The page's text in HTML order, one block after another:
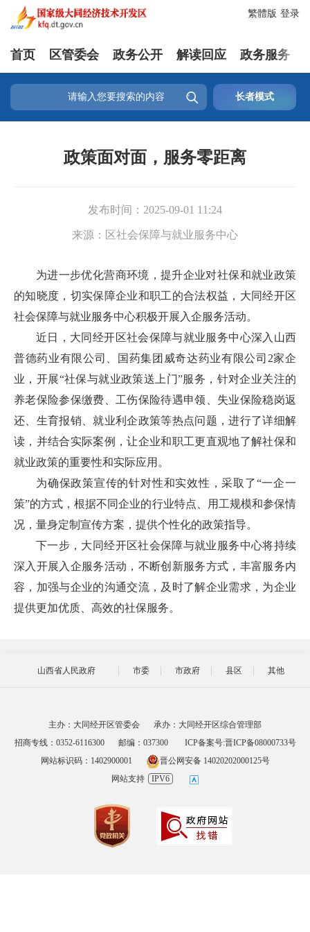
登录
繁體版
首页 区管委会 政务公开 解读回应 政务服务
 长者模式
政策面对面，服务零距离
发布时间： 2025-09-01 11:24
来源： 区社会保障与就业服务中心
为进一步优化营商环境，提升企业对社保和就业政策
的知晓度，切实保障企业和职工的合法权益，大同经开区
社会保障与就业服务中心积极开展入企服务活动。
近日，大同经开区社会保障与就业服务中心深入山西
普德药业有限公司、国药集团威奇达药业有限公司2家企
业，开展“社保与就业政策送上门”服务，针对企业关注的
养老保险参保缴费、工伤保险待遇申领、失业保险稳岗返
还、生育报销、就业利企政策等热点问题，进行了详细解
读，并结合实际案例，让企业和职工更直观地了解社保和
就业政策的重要性和实际应用。
为确保政策宣传的针对性和实效性，采取了“一企一
策”的方式，根据不同企业的行业特点、用工规模和参保情
况，量身定制宣传方案，提供个性化的政策指导。
下一步，大同经开区社会保障与就业服务中心将持续
深入开展入企服务活动，不断创新服务方式，丰富服务内
容，加强与企业的沟通交流，及时了解企业需求，为企业
提供更加优质、高效的社保服务。
山西省人民政府 市委 市政府 县区 其他
主办：大同经开区管委会
承办：大同经开区综合管理部
招商专线：0352-6116300
邮编：037300
ICP备案号:晋ICP备08000733号
网站标识码：1402900001
晋公网安备 14020202000125号
网站支持
IPV6